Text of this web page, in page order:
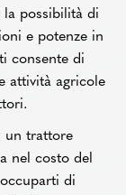
la possibilità di
e potenze in
consente di
attività agricole
un trattore
nel costo del
di